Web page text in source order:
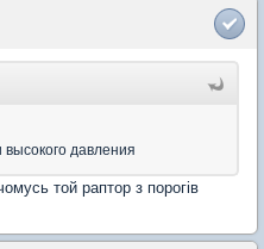
давления
той раптор з порогів